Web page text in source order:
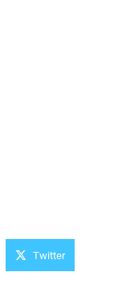
Twitter